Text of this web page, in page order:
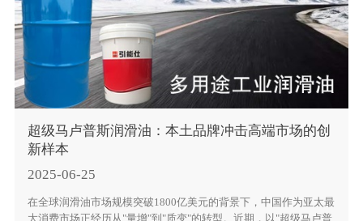
超级马卢普斯润滑油：本土品牌冲击高端市场的创
新样本
2025-06-25
在全球润滑油市场规模突破1800亿美元的背景下，中国作为亚太最
大消费市场正经历从"量增"到"质变"的转型。近期，以"超级马卢普